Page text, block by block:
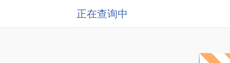
正在查询中